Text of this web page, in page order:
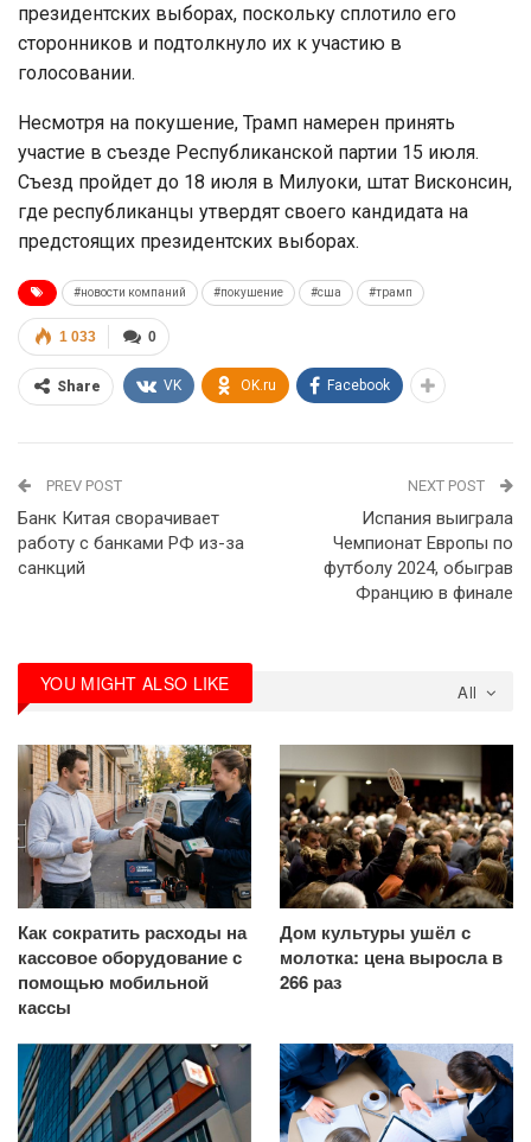
президентских выборах, поскольку сплотило его
сторонников и подтолкнуло их к участию в
голосовании.
Несмотря на покушение, Трамп намерен принять
участие в съезде Республиканской партии 15 июля.
Съезд пройдет до 18 июля в Милуоки, штат Висконсин,
где республиканцы утвердят своего кандидата на
предстоящих президентских выборах.
#новости компаний #покушение #сша #трамп
0
1 033
Share VK OK.ru Facebook
PREV POST
Банк Китая сворачивает
работу с банками РФ из-за
санкций
NEXT POST
Испания выиграла
Чемпионат Европы по
футболу 2024, обыграв
Францию в финале
All
YOU MIGHT ALSO LIKE
Как сократить расходы на
кассовое оборудование с
помощью мобильной
кассы
Дом культуры ушёл с
молотка: цена выросла в
266 раз